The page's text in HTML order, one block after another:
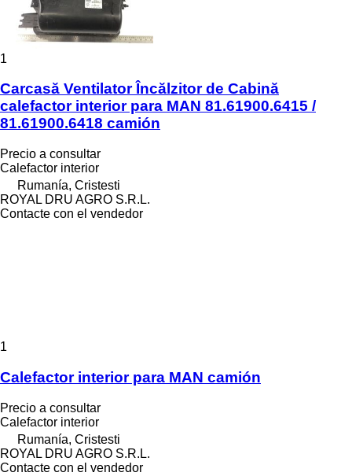
1
Carcasă Ventilator Încălzitor de Cabină
calefactor interior para MAN 81.61900.6415 /
81.61900.6418 camión
Precio a consultar
Calefactor interior
Rumanía, Cristesti
ROYAL DRU AGRO S.R.L.
Contacte con el vendedor
1
Calefactor interior para MAN camión
Precio a consultar
Calefactor interior
Rumanía, Cristesti
ROYAL DRU AGRO S.R.L.
Contacte con el vendedor